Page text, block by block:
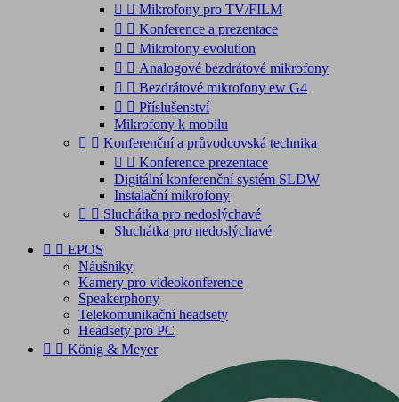
  Mikrofony pro TV/FILM
  Konference a prezentace
  Mikrofony evolution
  Analogové bezdrátové mikrofony
  Bezdrátové mikrofony ew G4
  Příslušenství
Mikrofony k mobilu
  Konferenční a průvodcovská technika
  Konference prezentace
Digitální konferenční systém SLDW
Instalační mikrofony
  Sluchátka pro nedoslýchavé
Sluchátka pro nedoslýchavé
  EPOS
Náušníky
Kamery pro videokonference
Speakerphony
Telekomunikační headsety
Headsety pro PC
  König & Meyer